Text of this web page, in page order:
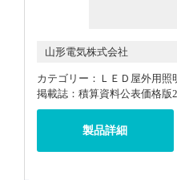
山形電気株式会社
カテゴリー：ＬＥＤ屋外用照
掲載誌：積算資料公表価格版
製品詳細